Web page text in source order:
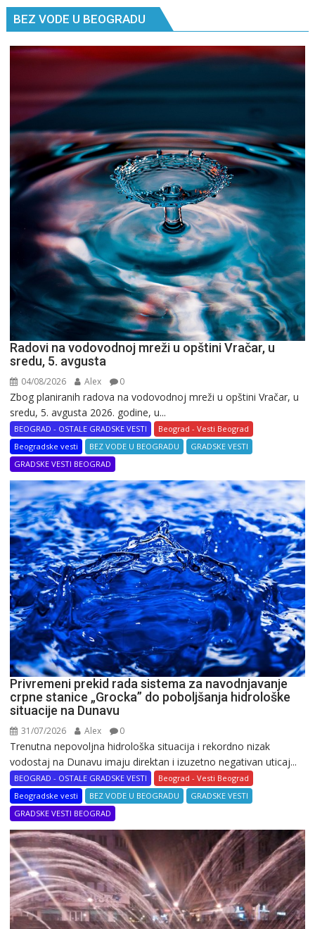
BEZ VODE U BEOGRADU
Radovi na vodovodnoj mreži u opštini Vračar, u
sredu, 5. avgusta
04/08/2026 Alex 0
Zbog planiranih radova na vodovodnoj mreži u opštini Vračar, u
sredu, 5. avgusta 2026. godine, u...
BEOGRAD - OSTALE GRADSKE VESTI
Beograd - Vesti Beograd
Beogradske vesti
BEZ VODE U BEOGRADU
GRADSKE VESTI
GRADSKE VESTI BEOGRAD
Privremeni prekid rada sistema za navodnjavanje
crpne stanice „Grocka” do poboljšanja hidrološke
situacije na Dunavu
31/07/2026 Alex 0
Trenutna nepovoljna hidrološka situacija i rekordno nizak
vodostaj na Dunavu imaju direktan i izuzetno negativan uticaj...
BEOGRAD - OSTALE GRADSKE VESTI
Beograd - Vesti Beograd
Beogradske vesti
BEZ VODE U BEOGRADU
GRADSKE VESTI
GRADSKE VESTI BEOGRAD